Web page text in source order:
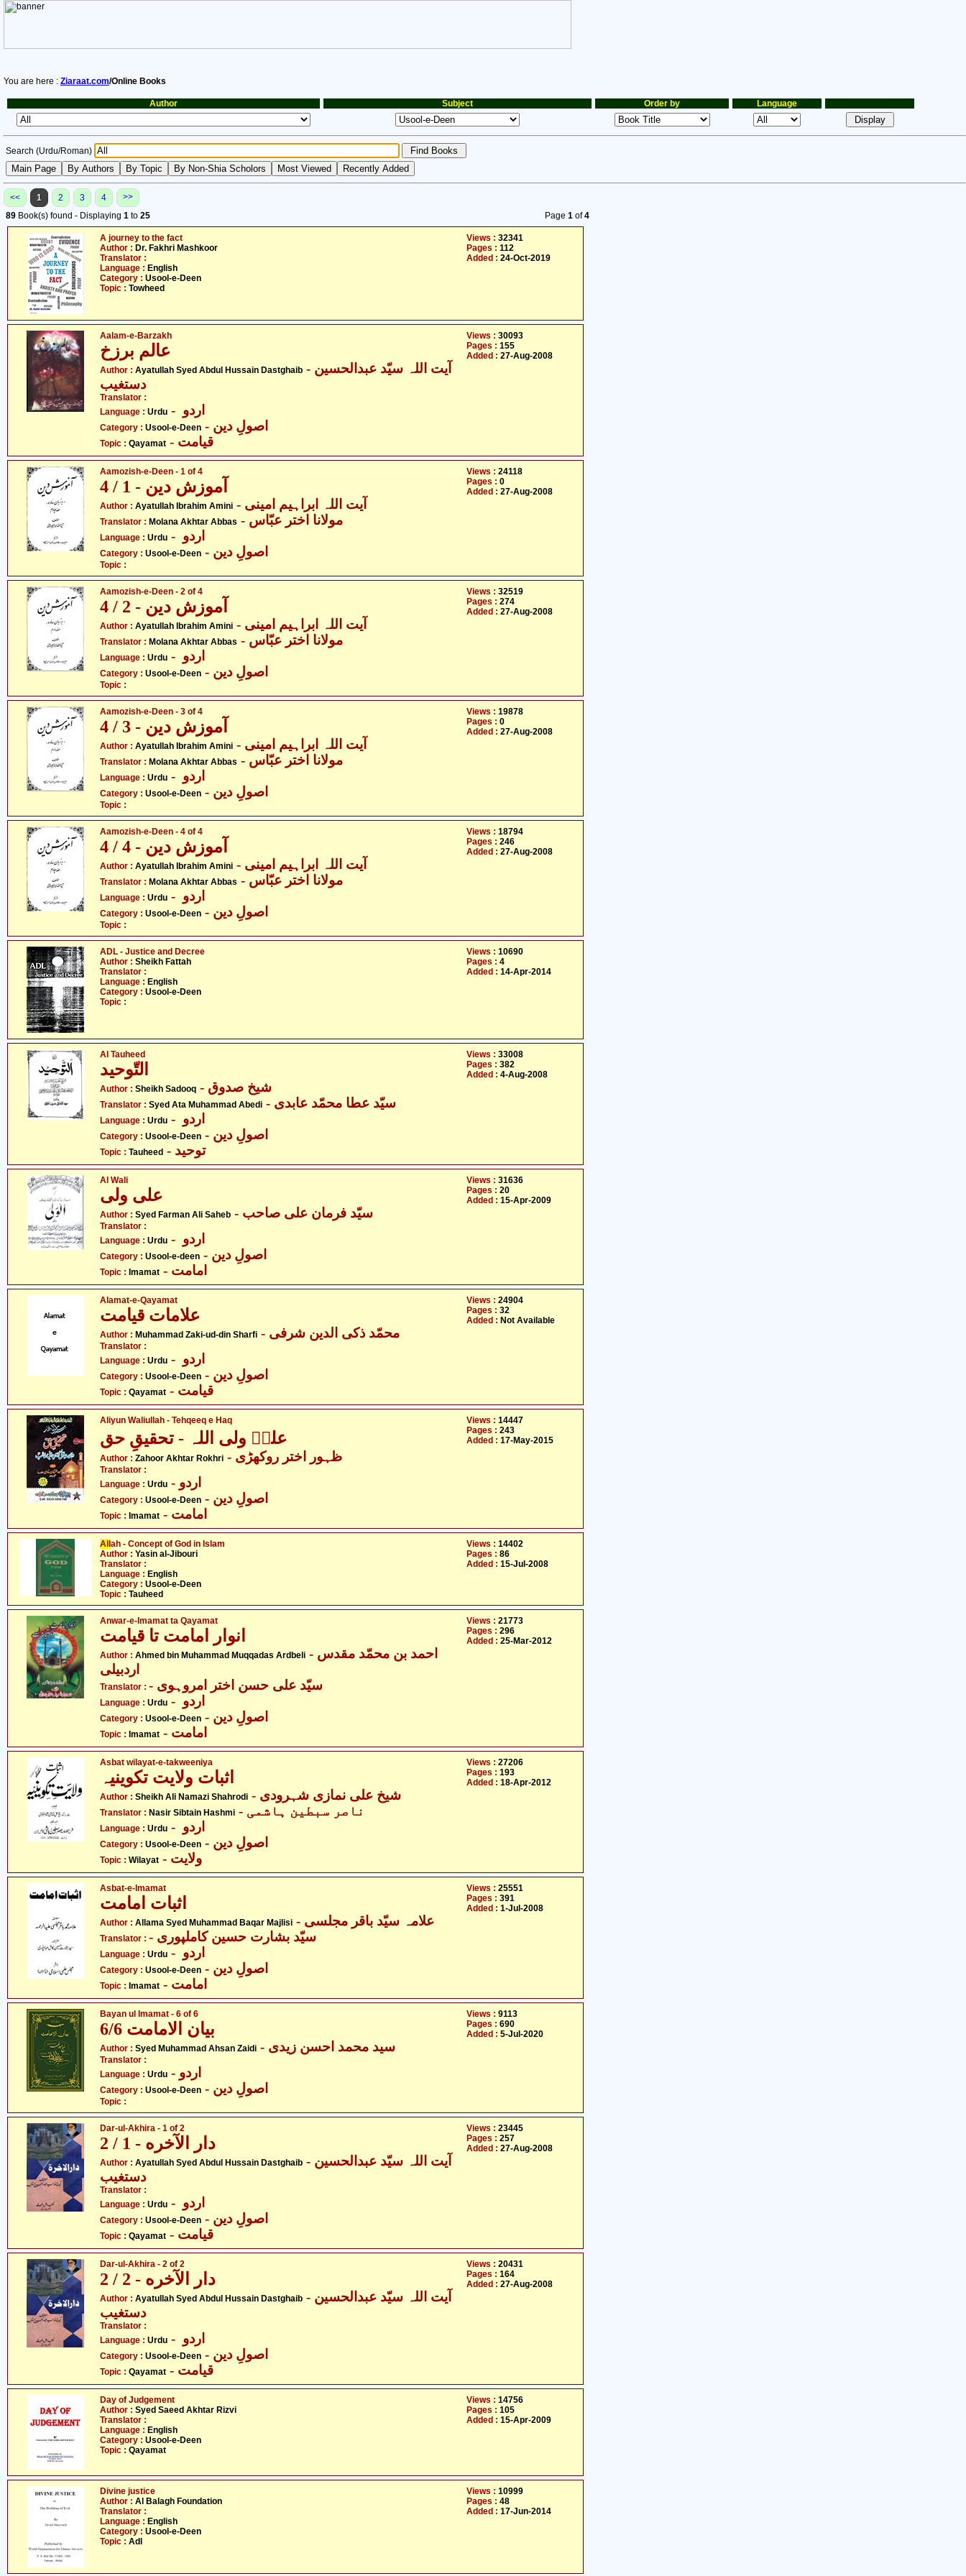
You are here : Ziaraat.com/Online Books
Author Subject Order by Language
Search (Urdu/Roman)
<< 1 2 3 4
>>
89 Book(s) found - Displaying 1 to 25 Page 1of4
A journey to the fact
Author : Dr. Fakhri Mashkoor
Translator :
Language : English
Category : Usool-e-Deen
Topic : Towheed
Views : 32341
Pages : 112
Added : 24-Oct-2019
Aalam-e-Barzakh
عالم برزخ
Author : Ayatullah Syed Abdul Hussain Dastghaib - آیت اللہ سیّد عبدالحسین
دستغیب
Translator :
Language : Urdu
Category : Usool-e-Deen - اصولِ دین
Topic : Qayamat - قیامت
Views : 30093
Pages : 155
Added : 27-Aug-2008
Aamozish-e-Deen - 1 of 4
آموزش دین - 1 / 4
Author : Ayatullah Ibrahim Amini - آیت اللہ ابراہیم امینی
Translator : Molana Akhtar Abbas - مولانا اختر عبّاس
Language : Urdu
Category : Usool-e-Deen - اصولِ دین
Topic :
Views : 24118
Pages : 0
Added : 27-Aug-2008
Aamozish-e-Deen - 2 of 4
آموزش دین - 2 / 4
Author : Ayatullah Ibrahim Amini - آیت اللہ ابراہیم امینی
Translator : Molana Akhtar Abbas - مولانا اختر عبّاس
Language : Urdu
Category : Usool-e-Deen - اصولِ دین
Topic :
Views : 32519
Pages : 274
Added : 27-Aug-2008
Aamozish-e-Deen - 3 of 4
آموزش دین - 3 / 4
Author : Ayatullah Ibrahim Amini - آیت اللہ ابراہیم امینی
Translator : Molana Akhtar Abbas - مولانا اختر عبّاس
Language : Urdu
Category : Usool-e-Deen - اصولِ دین
Topic :
Views : 19878
Pages : 0
Added : 27-Aug-2008
Aamozish-e-Deen - 4 of 4
آموزش دین - 4 / 4
Author : Ayatullah Ibrahim Amini - آیت اللہ ابراہیم امینی
Translator : Molana Akhtar Abbas - مولانا اختر عبّاس
Language : Urdu
Category : Usool-e-Deen - اصولِ دین
Topic :
Views : 18794
Pages : 246
Added : 27-Aug-2008
ADL - Justice and Decree
Author : Sheikh Fattah
Translator :
Language : English
Category : Usool-e-Deen
Topic :
Views : 10690
Pages : 4
Added : 14-Apr-2014
Al Tauheed
Author : Sheikh Sadooq - شیخ صدوق
Translator : Syed Ata Muhammad Abedi
Language : Urdu
Category : Usool-e-Deen - اصولِ دین
Topic : Tauheed - توحید
Views : 33008
Pages : 382
Added : 4-Aug-2008
Al Wali
علی ولی
Author : Syed Farman Ali Saheb - سیّد فرمان علی صاحب
Translator :
Language : Urdu
Category : Usool-e-deen - اصولِ دین
Topic : Imamat - امامت
Views : 31636
Pages : 20
Added : 15-Apr-2009
Alamat-e-Qayamat
علامات قیامت
Author : Muhammad Zaki-ud-din Sharfi - محمّد ذکی الدین شرفی
Translator :
Language : Urdu
Category : Usool-e-Deen - اصولِ دین
Topic : Qayamat - قیامت
Views : 24904
Pages : 32
Added : Not Available
Aliyun Waliullah - Tehqeeq e Haq
علیؑ ولی اللہ - تحقیقِ حق
Author : Zahoor Akhtar Rokhri - ظہور اختر روکھڑی
Translator :
Language : Urdu - اردو
Category : Usool-e-Deen - اصولِ دین
Topic : Imamat - امامت
Views : 14447
Pages : 243
Added : 17-May-2015
All ah - Concept of God in Islam
Author : Yasin al-Jibouri
Translator :
Language : English
Category : Usool-e-Deen
Topic : Tauheed
Views : 14402
Pages : 86
Added : 15-Jul-2008
Anwar-e-Imamat ta Qayamat
Author : Ahmed bin Muhammad Muqqadas Ardbeli - احمد بن محمّد مقدس
اردبیلی
Translator : - سیّد علی حسن اختر امروہوی
Language : Urdu
Category : Usool-e-Deen - اصولِ دین
Topic : Imamat - امامت
Views : 21773
Pages : 296
Added : 25-Mar-2012
Asbat wilayat-e-takweeniya
اثبات ولایت تکوینیہ
Author : Sheikh Ali Namazi Shahrodi - شیخ علی نمازی شہرودی
Translator : Nasir Sibtain Hashmi - ناصر سبطین ہاشمی
Language : Urdu
Category : Usool-e-Deen - اصولِ دین
Topic : Wilayat - ولایت
Views : 27206
Pages : 193
Added : 18-Apr-2012
Asbat-e-Imamat
Author : Allama Syed Muhammad Baqar Majlisi
Translator : - سیّد بشارت حسین کاملپوری
Language : Urdu
Category : Usool-e-Deen - اصولِ دین
Topic : Imamat - امامت
Views : 25551
Pages : 391
Added : 1-Jul-2008
Bayan ul Imamat - 6 of 6
بیان الامامت 6/6
Author : Syed Muhammad Ahsan Zaidi - سید محمد احسن زیدی
Translator :
Language : Urdu - اردو
Category : Usool-e-Deen - اصولِ دین
Topic :
Views : 9113
Pages : 690
Added : 5-Jul-2020
Dar-ul-Akhira - 1 of 2
دار الآخره - 1 / 2
Author : Ayatullah Syed Abdul Hussain Dastghaib - آیت اللہ سیّد عبدالحسین
دستغیب
Translator :
Language : Urdu
Category : Usool-e-Deen - اصولِ دین
Topic : Qayamat - قیامت
Views : 23445
Pages : 257
Added : 27-Aug-2008
Dar-ul-Akhira - 2 of 2
دار الآخره - 2 / 2
Author : Ayatullah Syed Abdul Hussain Dastghaib - آیت اللہ سیّد عبدالحسین
دستغیب
Translator :
Language : Urdu
Category : Usool-e-Deen - اصولِ دین
Topic : Qayamat - قیامت
Views : 20431
Pages : 164
Added : 27-Aug-2008
Day of Judgement
Author : Syed Saeed Akhtar Rizvi
Translator :
Language : English
Category : Usool-e-Deen
Topic : Qayamat
Views : 14756
Pages : 105
Added : 15-Apr-2009
Divine justice
Author : Al Balagh Foundation
Translator :
Language : English
Category : Usool-e-Deen
Topic : Adl
Views : 10999
Pages : 48
Added : 17-Jun-2014